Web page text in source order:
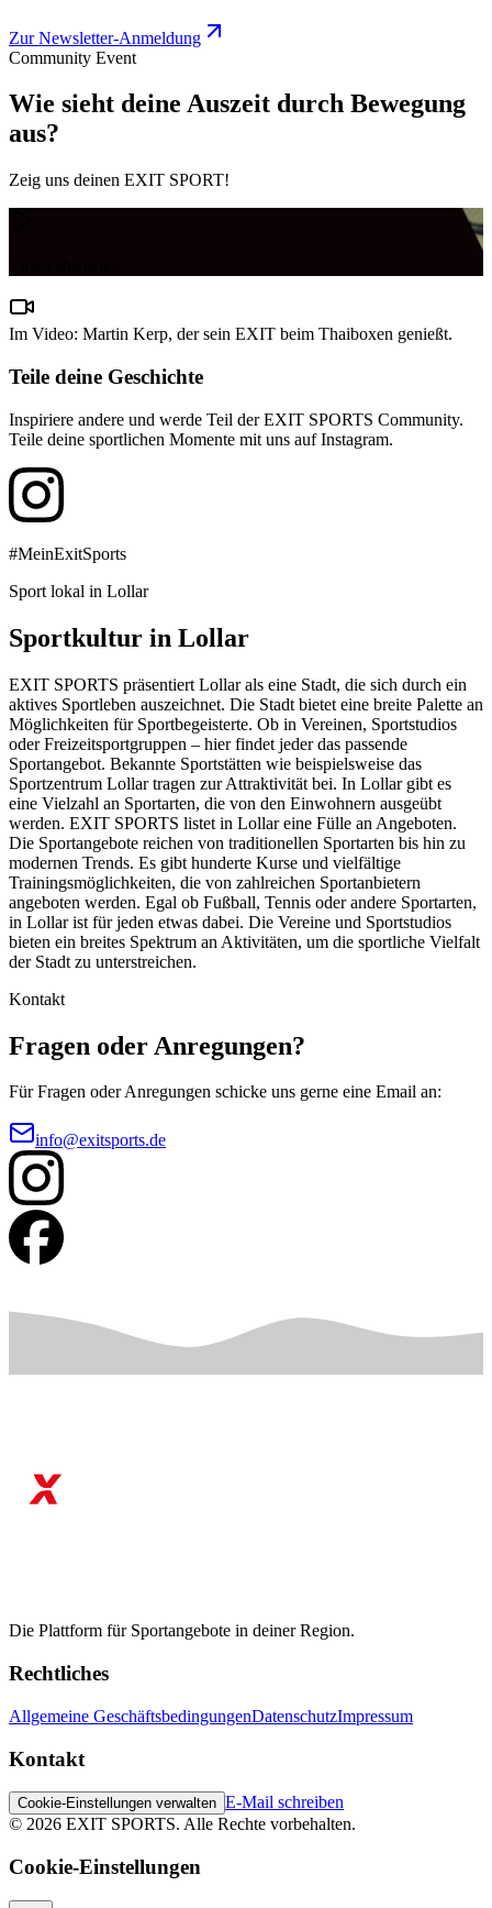
Zur Newsletter-Anmeldung
Community Event
Wie sieht deine Auszeit durch Bewegung
aus?
Zeig uns deinen EXIT SPORT!
Im Video: Martin Kerp, der sein EXIT beim Thaiboxen genießt.
Teile deine Geschichte
Inspiriere andere und werde Teil der EXIT SPORTS Community.
Teile deine sportlichen Momente mit uns auf Instagram.
#MeinExitSports
Sport lokal in Lollar
Sportkultur in Lollar
EXIT SPORTS präsentiert Lollar als eine Stadt, die sich durch ein
aktives Sportleben auszeichnet. Die Stadt bietet eine breite Palette an
Möglichkeiten für Sportbegeisterte. Ob in Vereinen, Sportstudios
oder Freizeitsportgruppen – hier findet jeder das passende
Sportangebot. Bekannte Sportstätten wie beispielsweise das
Sportzentrum Lollar tragen zur Attraktivität bei. In Lollar gibt es
eine Vielzahl an Sportarten, die von den Einwohnern ausgeübt
werden. EXIT SPORTS listet in Lollar eine Fülle an Angeboten.
Die Sportangebote reichen von traditionellen Sportarten bis hin zu
modernen Trends. Es gibt hunderte Kurse und vielfältige
Trainingsmöglichkeiten, die von zahlreichen Sportanbietern
angeboten werden. Egal ob Fußball, Tennis oder andere Sportarten,
in Lollar ist für jeden etwas dabei. Die Vereine und Sportstudios
bieten ein breites Spektrum an Aktivitäten, um die sportliche Vielfalt
der Stadt zu unterstreichen.
Kontakt
Fragen oder Anregungen?
Für Fragen oder Anregungen schicke uns gerne eine Email an:
info@exitsports.de
Die Plattform für Sportangebote in deiner Region.
Rechtliches
Allgemeine GeschäftsbedingungenDatenschutzImpressum
Kontakt
Cookie-Einstellungen verwalten E-Mail schreiben
© 2026 EXIT SPORTS. Alle Rechte vorbehalten.
Cookie-Einstellungen